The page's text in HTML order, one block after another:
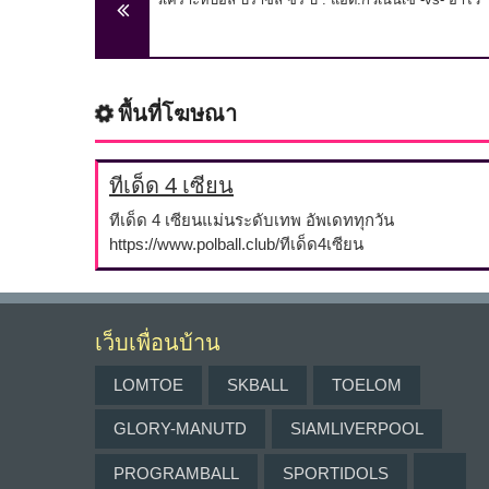
พื้นที่โฆษณา
ทีเด็ด 4 เซียน
ทีเด็ด 4 เซียนแม่นระดับเทพ อัพเดททุกวัน
https://www.polball.club/ทีเด็ด4เซียน
เว็บเพื่อนบ้าน
LOMTOE SKBALL TOELOM
GLORY-MANUTD SIAMLIVERPOOL
PROGRAMBALL SPORTIDOLS